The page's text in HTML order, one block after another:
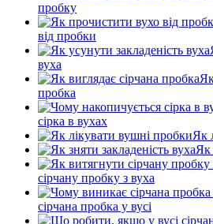
пробку
від пробки
вуха
пробка
сірка в вухах
Як
Як
сірчану пробку з вуха
сірчана пробка у вусі